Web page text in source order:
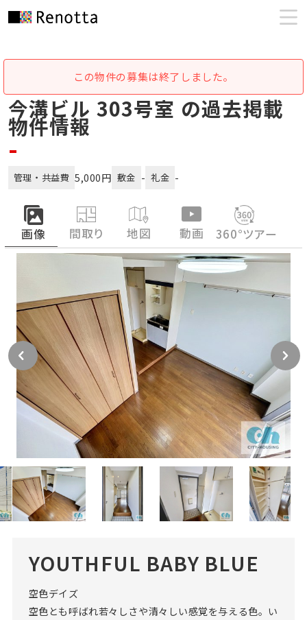
この物件の募集は終了しました。
今溝ビル 303号室 の過去掲載
物件情報
-
管理・共益費 5,000円 敷金 - 礼金 -
画像 間取り 地図 動画 360°ツアー
YOUTHFUL BABY BLUE
空色デイズ
空色とも呼ばれ若々しさや清々しい感覚を与える色。い